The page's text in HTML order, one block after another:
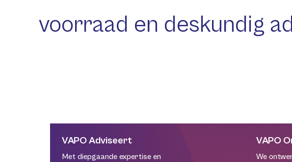
voorraad en deskundig
VAPO Adviseert
Met diepgaande expertise en
VAPO
We